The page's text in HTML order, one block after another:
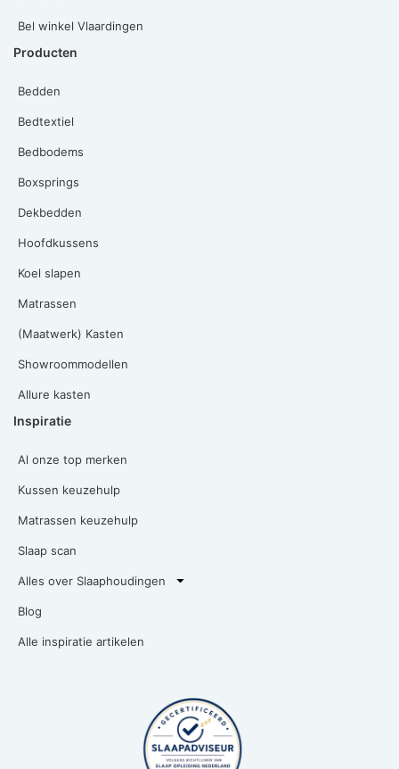
Bel winkel Vlaardingen
Producten
Bedden
Bedtextiel
Bedbodems
Boxsprings
Dekbedden
Hoofdkussens
Koel slapen
Matrassen
(Maatwerk) Kasten
Showroommodellen
Allure kasten
Inspiratie
Al onze top merken
Kussen keuzehulp
Matrassen keuzehulp
Slaap scan
Alles over Slaaphoudingen
Blog
Alle inspiratie artikelen